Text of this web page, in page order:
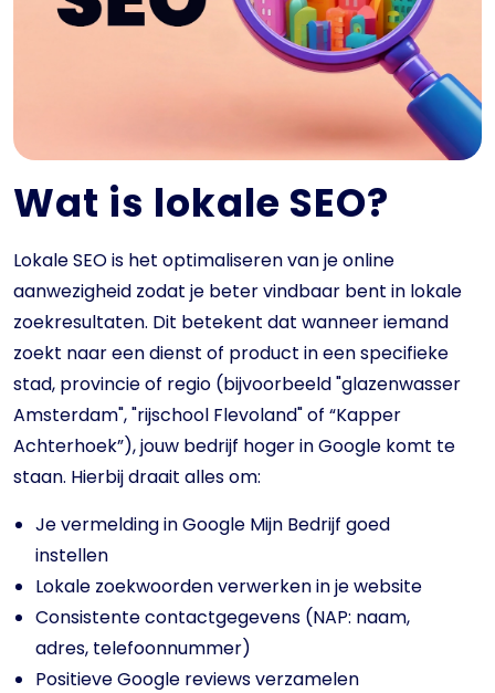
Wat is lokale SEO?
Lokale SEO is het optimaliseren van je online
aanwezigheid zodat je beter vindbaar bent in lokale
zoekresultaten. Dit betekent dat wanneer iemand
zoekt naar een dienst of product in een specifieke
stad, provincie of regio (bijvoorbeeld "glazenwasser
Amsterdam", "rijschool Flevoland" of “Kapper
Achterhoek”), jouw bedrijf hoger in Google komt te
staan. Hierbij draait alles om:
Je vermelding in Google Mijn Bedrijf goed
instellen
Lokale zoekwoorden verwerken in je website
Consistente contactgegevens (NAP: naam,
adres, telefoonnummer)
Positieve Google reviews verzamelen